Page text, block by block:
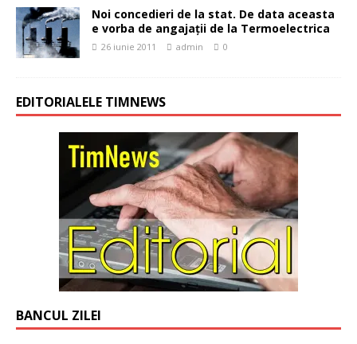
Noi concedieri de la stat. De data aceasta
e vorba de angajaţii de la Termoelectrica
26 iunie 2011 admin 0
EDITORIALELE TIMNEWS
BANCUL ZILEI